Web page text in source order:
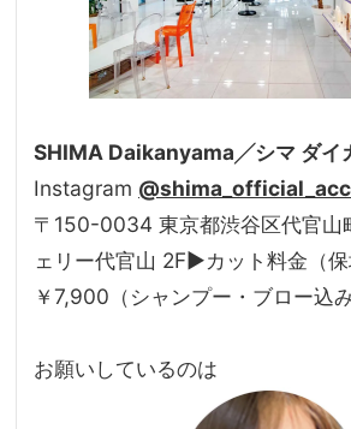
SHIMA Daikanyama╱シマ ダイ
Instagram
〒150-0034 東京都渋谷区代官山
ェリー代官山 2F▶カット料金（保
￥7,900（シャンプー・ブロー込み
お願いしているのは